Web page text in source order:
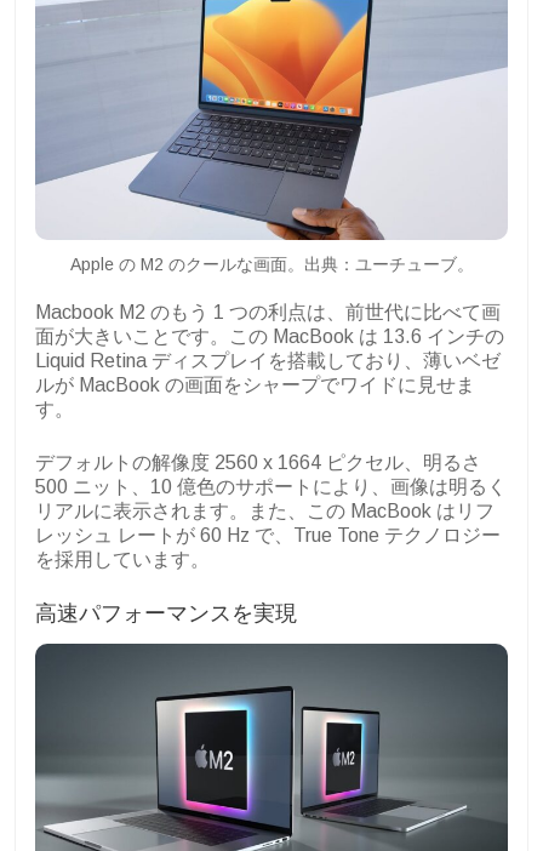
Apple の M2 のクールな画面。出典：ユーチューブ。
Macbook M2 のもう 1 つの利点は、前世代に比べて画
面が大きいことです。この MacBook は 13.6 インチの
Liquid Retina ディスプレイを搭載しており、薄いベゼ
ルが MacBook の画面をシャープでワイドに見せま
す。
デフォルトの解像度 2560 x 1664 ピクセル、明るさ
500 ニット、10 億色のサポートにより、画像は明るく
リアルに表示されます。また、この MacBook はリフ
レッシュ レートが 60 Hz で、True Tone テクノロジー
を採用しています。
高速パフォーマンスを実現